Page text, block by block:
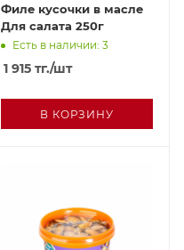
Филе кусочки в масле
Для салата 250г
Есть в наличии: 3
1 915 тг./шт
В КОРЗИНУ